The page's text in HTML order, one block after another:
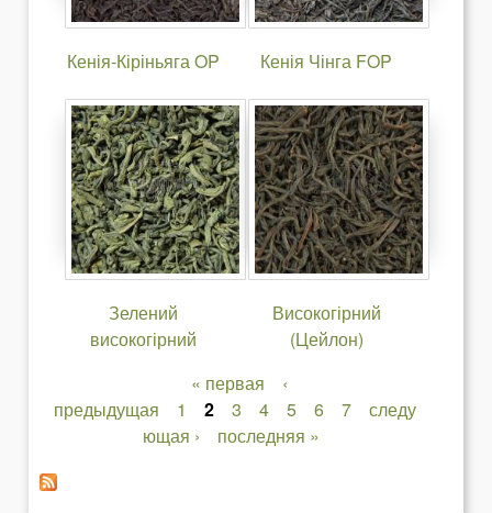
Кенія-Кіріньяга OP Кенія Чінга FOP
Зелений
високогірний
Високогірний
(Цейлон)
С
о
« первая
‹
предыдущая
1 2 3 4 5 6 7
следу
ющая ›
последняя »